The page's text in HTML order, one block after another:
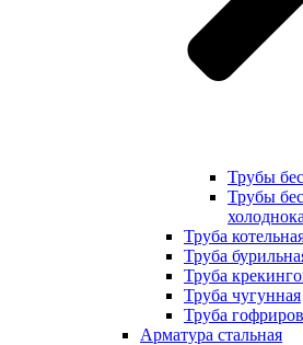
Трубы
Трубы
Труба
Труба
Труба
Труба чугунная
Труба
Арматура стальная